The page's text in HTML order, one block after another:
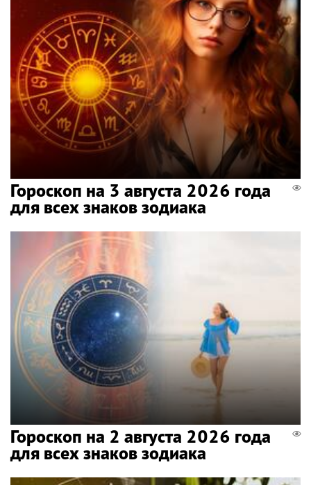
Гороскоп на 3 августа 2026 года
для всех знаков зодиака
Гороскоп на 2 августа 2026 года
для всех знаков зодиака